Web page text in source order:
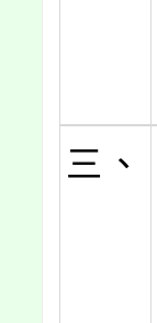
三、